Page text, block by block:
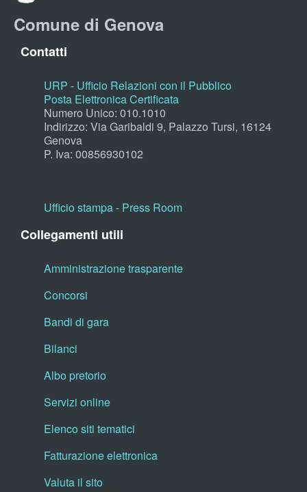
Comune di Genova
Contatti
URP - Ufficio Relazioni con il Pubblico
Posta Elettronica Certificata
Numero Unico: 010.1010
Indirizzo: Via Garibaldi 9, Palazzo Tursi, 16124
Genova
P. Iva: 00856930102
Ufficio stampa - Press Room
Collegamenti utili
Amministrazione trasparente
Concorsi
Bandi di gara
Bilanci
Albo pretorio
Servizi online
Elenco siti tematici
Fatturazione elettronica
Valuta il sito